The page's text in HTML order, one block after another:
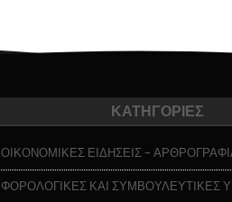
ΚΑΤΗΓΟΡΙΕΣ
ΟΙΚΟΝΟΜΙΚΕΣ ΕΙΔΗΣΕΙΣ -
ΦΟΡΟΛΟΓΙΚΕΣ ΚΑΙ ΣΥΜΒΟΥΛΕΥΤΙΚΕΣ